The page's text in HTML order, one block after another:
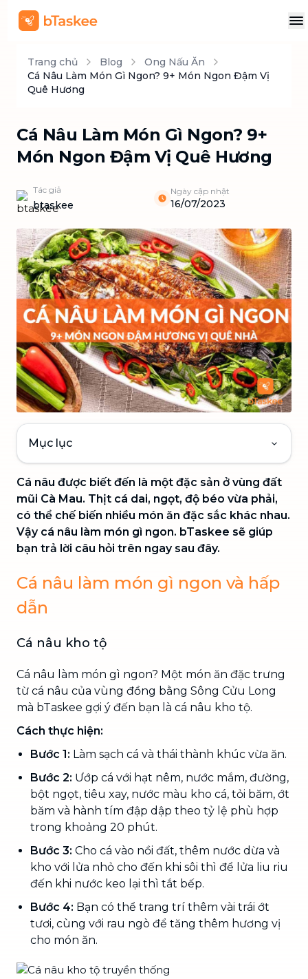
Trang chủ Blog
Ong Nấu Ăn
Cá Nâu Làm Món Gì Ngon? 9+ Món Ngon Đậm Vị
Quê Hương
Cá Nâu Làm Món Gì Ngon? 9+
Món Ngon Đậm Vị Quê Hương
Tác giả
btaskee
Ngày cập nhật
16/07/2023
Mục lục
Cá nâu được biết đến là một đặc sản ở vùng đất
mũi Cà Mau. Thịt cá dai, ngọt, độ béo vừa phải,
có thể chế biến nhiều món ăn đặc sắc khác nhau.
Vậy cá nâu làm món gì ngon. bTaskee sẽ giúp
bạn trả lời câu hỏi trên ngay sau đây.
Cá nâu làm món gì ngon và hấp
dẫn
Cá nâu kho tộ
Cá nâu làm món gì ngon? Một món ăn đặc trưng
từ cá nâu của vùng đồng bằng Sông Cửu Long
mà bTaskee gợi ý đến bạn là cá nâu kho tộ.
Cách thực hiện:
Bước 1: Làm sạch cá và thái thành khúc vừa ăn.
Bước 2: Ướp cá với hạt nêm, nước mắm, đường,
bột ngọt, tiêu xay, nước màu kho cá, tỏi băm, ớt
băm và hành tím đập dập theo tỷ lệ phù hợp
trong khoảng 20 phút.
Bước 3: Cho cá vào nồi đất, thêm nước dừa và
kho với lửa nhỏ cho đến khi sôi thì để lửa liu riu
đến khi nước keo lại thì tắt bếp.
Bước 4: Bạn có thể trang trí thêm vài trái ớt
tươi, cùng với rau ngò để tăng thêm hương vị
cho món ăn.